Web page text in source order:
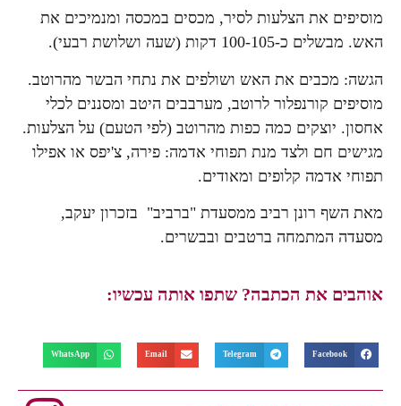
מוסיפים את הצלעות לסיר, מכסים במכסה ומנמיכים את
האש. מבשלים כ-100-105 דקות (שעה ושלושת רבעי).
הגשה: מכבים את האש ושולפים את נתחי הבשר מהרוטב.
מוסיפים קורנפלור לרוטב, מערבבים היטב ומסננים לכלי
אחסון. יוצקים כמה כפות מהרוטב (לפי הטעם) על הצלעות.
מגישים חם ולצד מנת תפוחי אדמה: פירה, צ'יפס או אפילו
תפוחי אדמה קלופים ומאודים.
מאת השף רונן רביב ממסעדת "ברביב" בזכרון יעקב,
מסעדה המתמחה ברטבים ובבשרים.
אוהבים את הכתבה? שתפו אותה עכשיו:
Facebook
Telegram
Email
WhatsApp